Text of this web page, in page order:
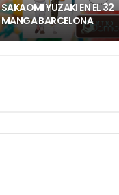
SAKAOMI YUZAKI EN EL 32
MANGA BARCELONA